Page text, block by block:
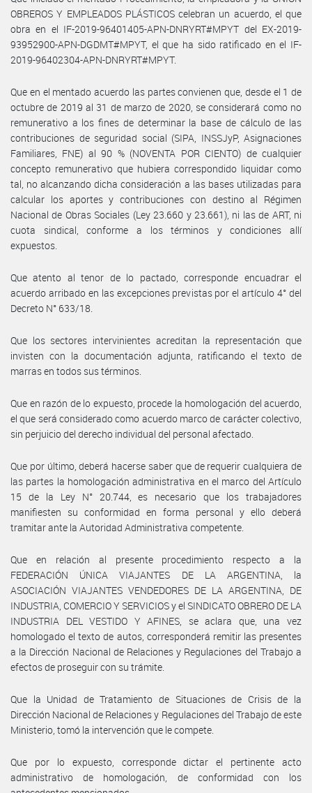
OBREROS Y EMPLEADOS PLÁSTICOS celebran un acuerdo, el que
obra en el IF-2019-96401405-APN-DNRYRT#MPYT del EX-2019-
93952900-APN-DGDMT#MPYT, el que ha sido ratificado en el IF-
2019-96402304-APN-DNRYRT#MPYT.
Que en el mentado acuerdo las partes convienen que, desde el 1 de
octubre de 2019 al 31 de marzo de 2020, se considerará como no
remunerativo a los fines de determinar la base de cálculo de las
contribuciones de seguridad social (SIPA, INSSJyP, Asignaciones
Familiares, FNE) al 90 % (NOVENTA POR CIENTO) de cualquier
concepto remunerativo que hubiera correspondido liquidar como
tal, no alcanzando dicha consideración a las bases utilizadas para
calcular los aportes y contribuciones con destino al Régimen
Nacional de Obras Sociales (Ley 23.660 y 23.661), ni las de ART, ni
cuota sindical, conforme a los términos y condiciones allí
expuestos.
Que atento al tenor de lo pactado, corresponde encuadrar el
acuerdo arribado en las excepciones previstas por el artículo 4° del
Decreto N° 633/18.
Que los sectores intervinientes acreditan la representación que
invisten con la documentación adjunta, ratificando el texto de
marras en todos sus términos.
Que en razón de lo expuesto, procede la homologación del acuerdo,
el que será considerado como acuerdo marco de carácter colectivo,
sin perjuicio del derecho individual del personal afectado.
Que por último, deberá hacerse saber que de requerir cualquiera de
las partes la homologación administrativa en el marco del Artículo
15 de la Ley N° 20.744, es necesario que los trabajadores
manifiesten su conformidad en forma personal y ello deberá
tramitar ante la Autoridad Administrativa competente.
Que en relación al presente procedimiento respecto a la
FEDERACIÓN ÚNICA VIAJANTES DE LA ARGENTINA, la
ASOCIACIÓN VIAJANTES VENDEDORES DE LA ARGENTINA, DE
INDUSTRIA, COMERCIO Y SERVICIOS y el SINDICATO OBRERO DE LA
INDUSTRIA DEL VESTIDO Y AFINES, se aclara que, una vez
homologado el texto de autos, corresponderá remitir las presentes
a la Dirección Nacional de Relaciones y Regulaciones del Trabajo a
efectos de proseguir con su trámite.
Que la Unidad de Tratamiento de Situaciones de Crisis de la
Dirección Nacional de Relaciones y Regulaciones del Trabajo de este
Ministerio, tomó la intervención que le compete.
Que por lo expuesto, corresponde dictar el pertinente acto
administrativo de homologación, de conformidad con los